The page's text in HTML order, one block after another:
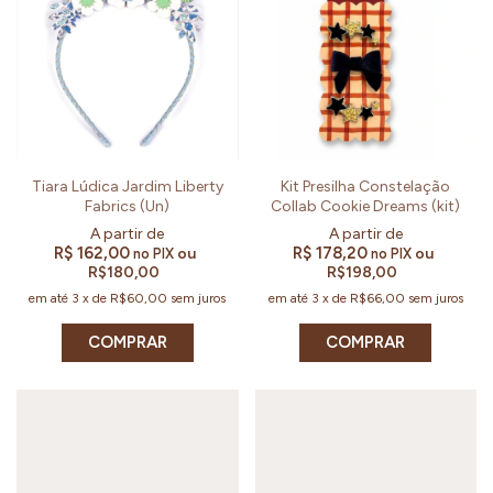
Tiara Lúdica Jardim Liberty
Fabrics (Un)
R$ 162,00 no PIX ou
R$180,00
em até 3 xde R$60,00 sem juros
COMPRAR
Kit Presilha Constelação
Collab Cookie Dreams (kit)
R$ 178,20 no PIX ou
R$198,00
em até 3 x de R$66,00 sem juros
COMPRAR